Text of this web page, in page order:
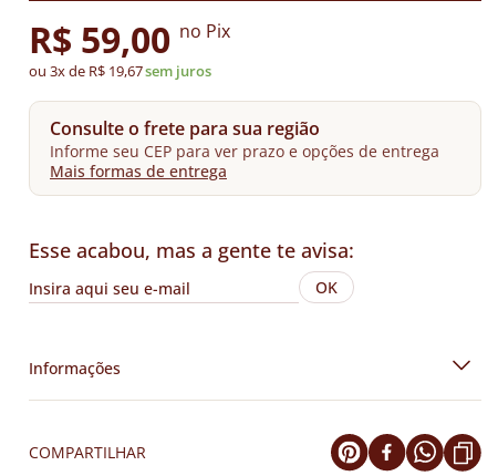
R$ 59,00 no Pix
ou 3x de R$ 19,67sem juros
Consulte o frete para sua região
Informe seu CEP para ver prazo e opções de entrega
Mais formas de entrega
Esse acabou, mas a gente te avisa:
OK
Informações
COMPARTILHAR